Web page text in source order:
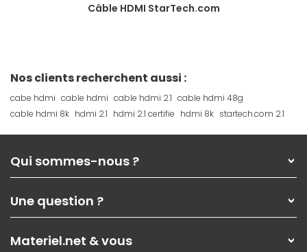
Câble HDMI StarTech.com
Nos clients recherchent aussi :
cabe hdmi cable hdmi cable hdmi 2.1 cable hdmi 48g
cable hdmi 8k hdmi 2.1 hdmi 2.1 certifie hdmi 8k startech.com 2.1
Qui sommes-nous ?
Nos services
Les magasins Materiel.net
Nos solutions pour les pros
Contactez-nous
Une question ?
Paiement, livraison
Materiel.net & vous